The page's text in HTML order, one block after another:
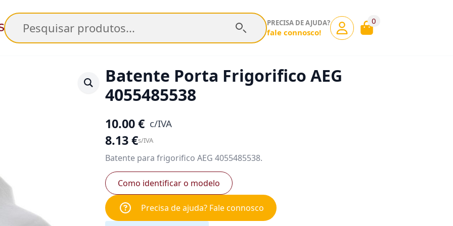
Pesquisar PRECISA DE AJUDA?
fale connosco!
0
Batente Porta Frigorifico AEG
4055485538
10.00€ c/IVA
8.13€s/IVA
Batente para frigorifico AEG 4055485538.
Como identificar o modelo
Precisa de ajuda? Fale connosco